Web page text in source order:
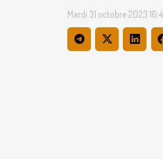
Mardi 31 octobre 2023